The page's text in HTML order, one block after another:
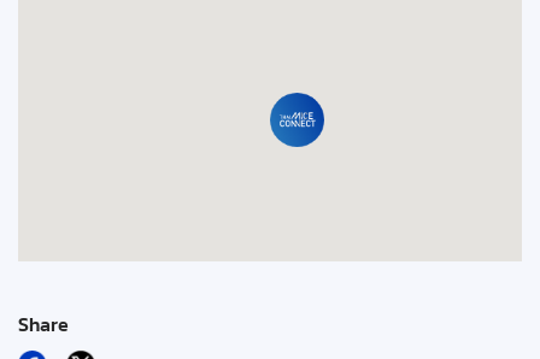
Share